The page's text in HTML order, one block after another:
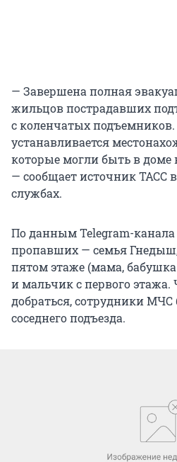
— Завершена полная
жильцов пострадавших
с коленчатых
устанавливается
которые могли быть в
— сообщает источник ТАСС
службах.
По данным Telegram-канала
пропавших — семья
пятом этаже (мама,
и мальчик с первого этажа.
добраться, сотрудники МЧС
соседнего подъезда.